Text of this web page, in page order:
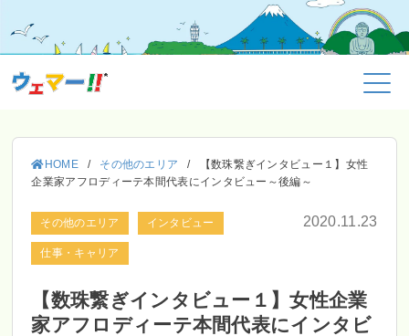
HOME / その他のエリア /
【数珠繋ぎインタビュー１】女性
企業家アフロディーテ本間代表にインタビュー～後編～
その他のエリア インタビュー
仕事・キャリア
2020.11.23
【数珠繋ぎインタビュー１】女性企業
家アフロディーテ本間代表にインタビ